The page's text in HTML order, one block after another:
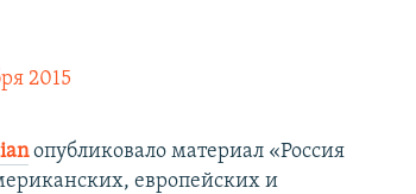
2015
опубликовало материал «Россия
европейских и